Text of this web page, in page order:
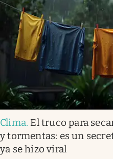
Clima. El truco para
y tormentas: es un
ya se hizo viral